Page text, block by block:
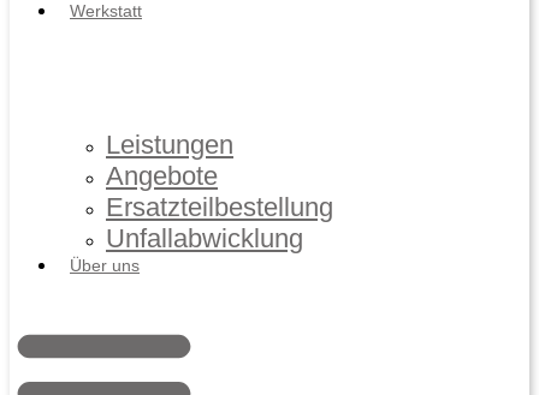
Werkstatt
Leistungen
Angebote
Ersatzteilbestellung
Unfallabwicklung
Über uns